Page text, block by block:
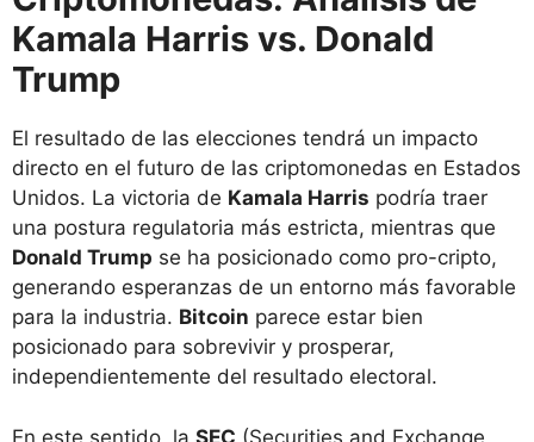
Kamala Harris vs. Donald
Trump
El resultado de las elecciones tendrá un impacto
directo en el futuro de las criptomonedas en Estados
Unidos. La victoria de Kamala Harris podría traer
una postura regulatoria más estricta, mientras que
Donald Trump se ha posicionado como pro-cripto,
generando esperanzas de un entorno más favorable
para la industria. Bitcoin parece estar bien
posicionado para sobrevivir y prosperar,
independientemente del resultado electoral.
En este sentido, la SEC (Securities and Exchange